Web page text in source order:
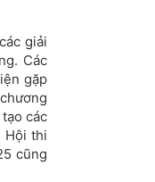
giải
Các
gặp
các
Hội thi
cũng